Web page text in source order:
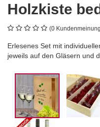
Holzkiste
(0
Erlesenes Set mit
jeweils auf den Gläsern und